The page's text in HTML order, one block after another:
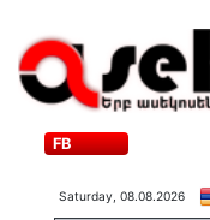
FB
Saturday, 08.08.2026